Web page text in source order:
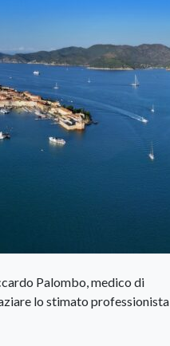
Palombo, medico di
lo stimato professionista